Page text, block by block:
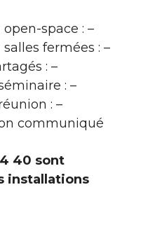
space : –
fermées : –
: –
: –
: –
communiqué
40 sont
installations